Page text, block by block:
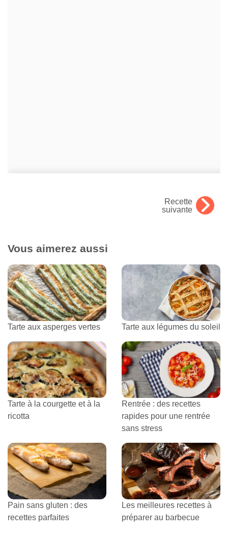
Recette
suivante
Vous aimerez aussi
Tarte aux asperges vertes Tarte aux légumes du soleil
Tarte à la courgette et à la
ricotta
Rentrée : des recettes
rapides pour une rentrée
sans stress
Pain sans gluten : des
recettes parfaites
Les meilleures recettes à
préparer au barbecue